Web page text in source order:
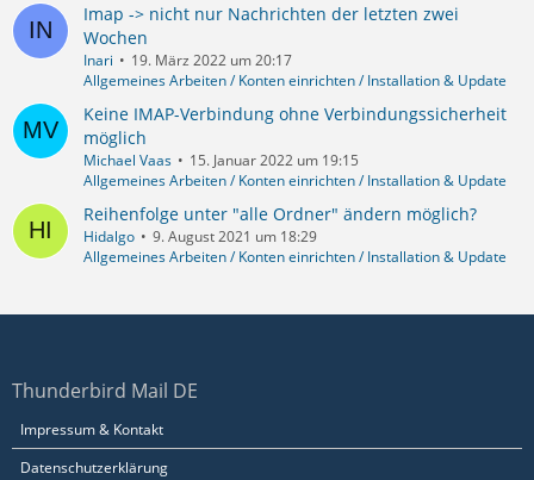
Imap -> nicht nur Nachrichten der letzten zwei
Wochen
Inari
19. März 2022 um 20:17
Allgemeines Arbeiten / Konten einrichten / Installation & Update
Keine IMAP-Verbindung ohne Verbindungssicherheit
möglich
Michael Vaas
15. Januar 2022 um 19:15
Allgemeines Arbeiten / Konten einrichten / Installation & Update
Reihenfolge unter "alle Ordner" ändern möglich?
Hidalgo
9. August 2021 um 18:29
Allgemeines Arbeiten / Konten einrichten / Installation & Update
Thunderbird Mail DE
Impressum & Kontakt
Datenschutzerklärung